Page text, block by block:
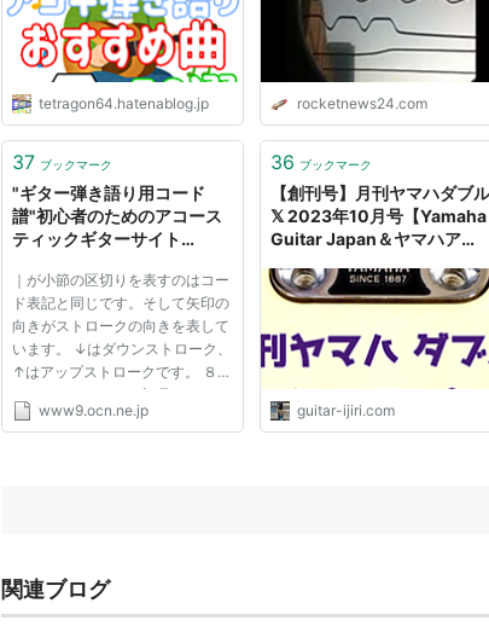
tetragon64.hatenablog.jp rocketnews24.com
37 ブックマーク
"ギター弾き語り用コード
譜"初心者のためのアコース
ティックギターサイト
｜が小節の区切りを表すのはコー
ド表記と同じです。そして矢印の
向きがストロークの向きを表して
います。 ↓はダウンストローク、
↑はアップストロークです。 ８ビ
ートストロークなら記号の一つ一
つが８分音符（16ビートなら16分
www9.ocn.ne.jp
36 ブックマーク
【創刊号】月刊ヤマハダブル
𝕏 2023年10月号【Yamaha
Guitar Japan＆ヤマハアコ
Xポストまとめ】 | ギターい
じリストのおうち
guitar-ijiri.com
関連ブログ